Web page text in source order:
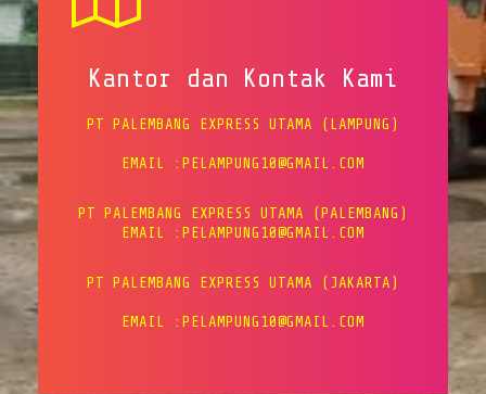
Kantor dan Kontak Kami
PT PALEMBANG EXPRESS UTAMA (LAMPUNG)
EMAIL :PELAMPUNG10@GMAIL.COM
PT PALEMBANG EXPRESS UTAMA (PALEMBANG)
EMAIL :PELAMPUNG10@GMAIL.COM
PT PALEMBANG EXPRESS UTAMA (JAKARTA)
EMAIL :PELAMPUNG10@GMAIL.COM